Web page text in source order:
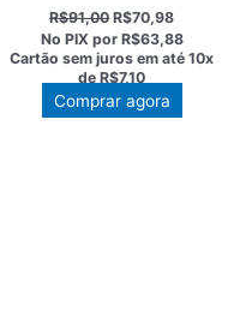
R$91,00O
preço
original
era:
R$91,00.
R$70,98
preço
atual
é:
R$70,98.
No PIX por R$63,88
Cartão sem juros em até10x
de R$7,10
Comprar agora